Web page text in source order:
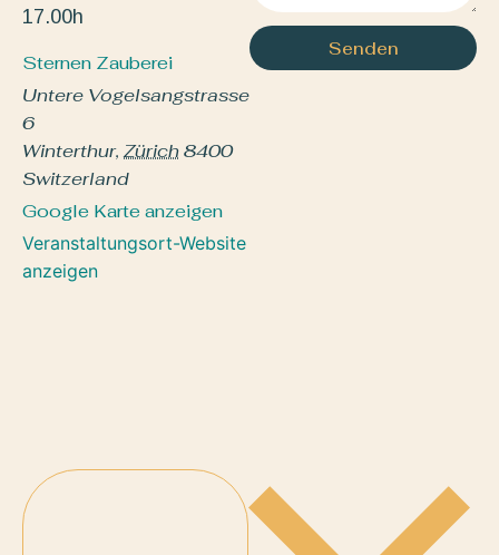
17.00h
Sternen Zauberei
Untere Vogelsangstrasse
6
Winterthur, Zürich8400
Switzerland
Google Karte anzeigen
Veranstaltungsort-Website
anzeigen
Senden